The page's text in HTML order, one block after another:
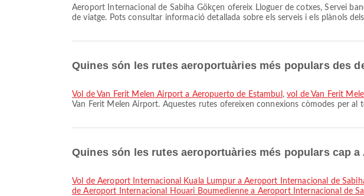
Aeroport Internacional de Sabiha Gökçen ofereix Lloguer de cotxes, Servei bancari/caixer automàtic, Zona d'espera i moltes altres comoditats per millorar la teva experiència
de viatge. Pots consultar informació detallada sobre els serveis i els plànols
Quines són les rutes aeroportuàries més populars des
vol de Van Ferit Melen Airport a Aeropuerto de Estambul , vol de Van Ferit
Van Ferit Melen Airport. Aquestes rutes ofereixen connexions còmodes per al
Quines són les rutes aeroportuàries més populars cap
vol de Aeroport Internacional Kuala Lumpur a Aeroport Internacional de
de Aeroport Internacional Houari Boumedienne a Aeroport Internacional de